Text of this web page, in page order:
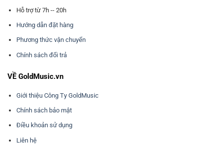
Hỗ trợ từ 7h -- 20h
Hướng dẫn đặt hàng
Phương thức vận chuyển
Chính sách đổi trả
VỀ GoldMusic.vn
Giới thiệu Công Ty GoldMusic
Chính sách bảo mật
Điều khoản sử dụng
Liên hệ